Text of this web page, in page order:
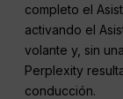
completo el
activando el
volante y, sin
Perplexity
conducción.